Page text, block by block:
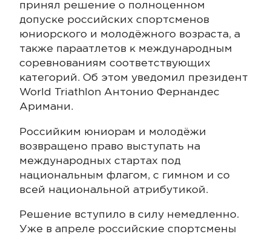
принял решение о полноценном
допуске российских спортсменов
юниорского и молодёжного возраста, а
также параатлетов к международным
соревнованиям соответствующих
категорий. Об этом уведомил президент
World Triathlon Антонио Фернандес
Аримани.
Российким юниорам и молодёжи
возвращено право выступать на
международных стартах под
национальным флагом, с гимном и со
всей национальной атрибутикой.
Решение вступило в силу немедленно.
Уже в апреле российские спортсмены